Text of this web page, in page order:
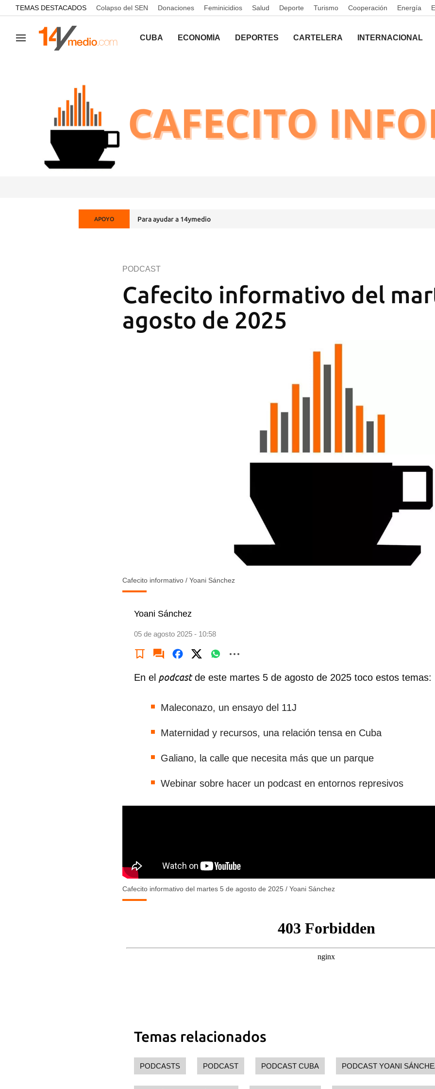
common.go-to-content
TEMAS DESTACADOS Colapso del SEN Donaciones Feminicidios Salud Deporte Turismo Cooperación Energía
Navegación CUBA ECONOMÍA DEPORTES CARTELERA INTERNACIONAL
APOYO Para ayudar a 14ymedio
Cafecito informativo del
agosto de 2025
PODCAST
Cafecito informativo / Yoani Sánchez
Yoani Sánchez
05 de agosto 2025 - 10:58
Guardar como favorito
Para poder guardar como favorito, primero has de iniciar sesión
En el podcastde este martes 5 de agosto de 2025 toco estos temas:
Maleconazo, un ensayo del 11J
Maternidad y recursos, una relación tensa en Cuba
Galiano, la calle que necesita más que un parque
Webinar sobre hacer un podcast en entornos represivos
Cafecito informativo del martes 5 de agosto de 2025 / Yoani Sánchez
Temas relacionados
PODCASTS PODCAST PODCAST CUBA PODCAST YOANI